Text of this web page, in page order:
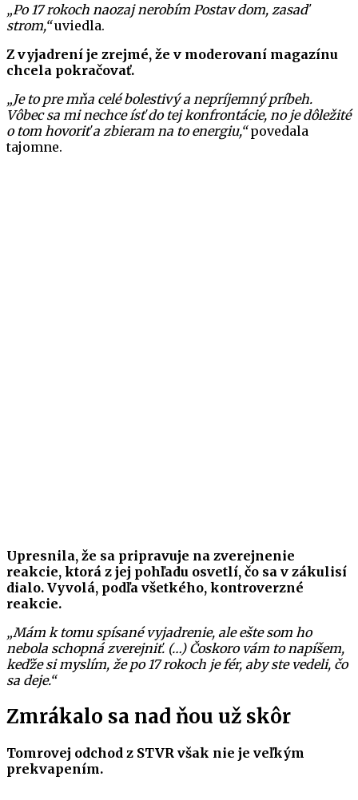
„Po 17 rokoch naozaj nerobím Postav dom, zasaď
strom,“uviedla.
Z vyjadrení je zrejmé, že v moderovaní magazínu
chcela pokračovať.
„Je to pre mňa celé bolestivý a nepríjemný príbeh.
Vôbec sa mi nechce ísť do tej konfrontácie, no je dôležité
o tom hovoriť a zbieram na to energiu,“povedala
tajomne.
Upresnila, že sa pripravuje na zverejnenie
reakcie, ktorá z jej pohľadu osvetlí, čo sa v zákulisí
dialo. Vyvolá, podľa všetkého, kontroverzné
reakcie.
„Mám k tomu spísané vyjadrenie, ale ešte som ho
nebola schopná zverejniť. (…) Čoskoro vám to napíšem,
keďže si myslím, že po 17 rokoch je fér, aby ste vedeli, čo
sa deje.“
Zmrákalo sa nad ňou už skôr
Tomrovej odchod z STVR však nie je veľkým
prekvapením.